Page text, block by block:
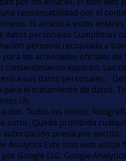
responsabilidad por el
El acceso a estos
datos personales Cumplimos
personal recopilada a
para las actividades oficiales
consentimiento explícito. Los
a sus datos personales. -
el tratamiento de datos.
.
Todos los textos,
autor. Queda prohibida
autorización previa por escrito.
Analytics Este sitio web
Google LLC. Google